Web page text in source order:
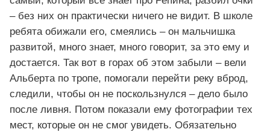
– без них он практически ничего не видит. В школе
ребята обижали его, смеялись – он мальчишка
развитой, много знает, много говорит, за это ему и
достается. Так вот в горах об этом забыли – вели
Альберта по тропе, помогали перейти реку вброд,
следили, чтобы он не поскользнулся – дело было
после ливня. Потом показали ему фотографии тех
мест, которые он не смог увидеть. Обязательно